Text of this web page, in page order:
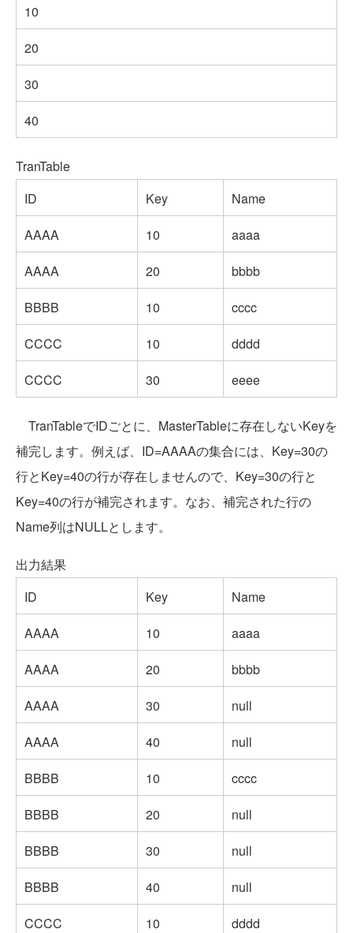
10
20
30
40
TranTable
ID
Key
Name
AAAA
10
aaaa
AAAA
20
bbbb
BBBB
10
cccc
CCCC
10
dddd
CCCC
30 eeee
TranTableでIDごとに、MasterTableに存在しないKeyを
補完します。例えば、ID=AAAAの集合には、Key=30の
行とKey=40の行が存在しませんので、Key=30の行と
Key=40の行が補完されます。なお、補完された行の
Name列はNULLとします。
出力結果
ID
Key
Name
AAAA
10
aaaa
AAAA
20
bbbb
AAAA
30
null
AAAA
40
null
BBBB
10
cccc
BBBB
20
null
BBBB
30
null
BBBB
40
null
CCCC
10
dddd